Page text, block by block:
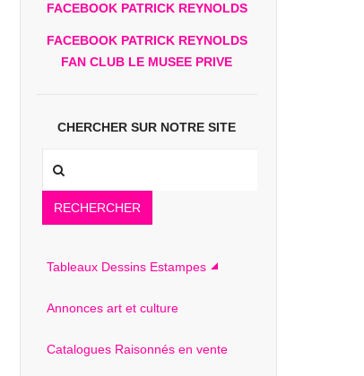
FACEBOOK PATRICK REYNOLDS
FACEBOOK PATRICK REYNOLDS
FAN CLUB LE MUSEE PRIVE
CHERCHER SUR NOTRE SITE
RECHERCHER
Tableaux Dessins Estampes
Annonces art et culture
Catalogues Raisonnés en vente